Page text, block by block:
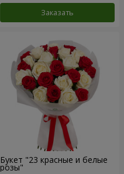
Заказать
Букет "23 красные и белые
розы"